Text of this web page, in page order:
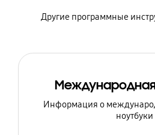
Другие программные
Информация о
ноутбуки